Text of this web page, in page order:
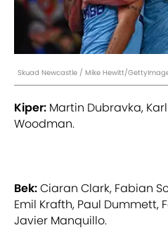
Skuad Newcastle / Mike Hewitt/
Kiper: Martin Dubravka,
Woodman.
Bek:Ciaran Clark, Fabian
Emil Krafth, Paul Dummett,
Javier Manquillo.